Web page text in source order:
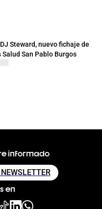
Steward, nuevo fichaje de
Salud San Pablo Burgos
informado
en